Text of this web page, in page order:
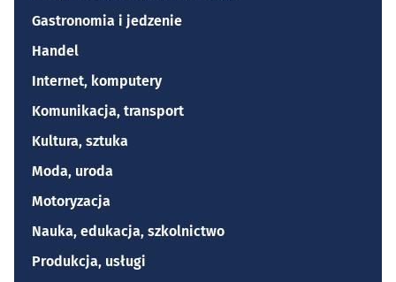
Gastronomia i jedzenie
Handel
Internet, komputery
Komunikacja, transport
Kultura, sztuka
Moda, uroda
Motoryzacja
Nauka, edukacja, szkolnictwo
Produkcja, usługi